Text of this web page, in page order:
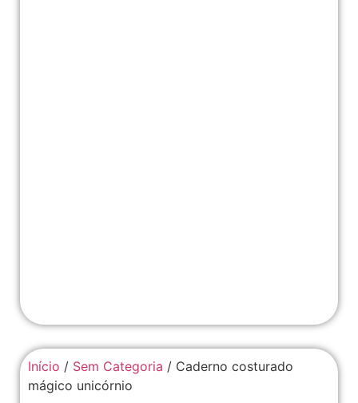
Início / Sem Categoria / Caderno costurado
mágico unicórnio